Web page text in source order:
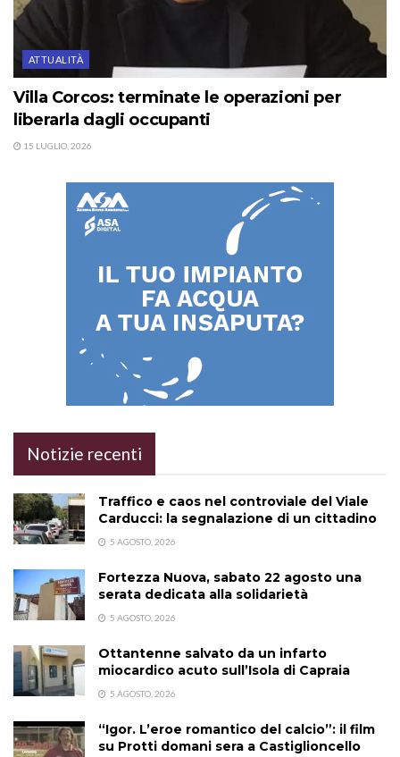
ATTUALITÀ
Villa Corcos: terminate le operazioni per
liberarla dagli occupanti
15 LUGLIO, 2026
Notizie recenti
Traffico e caos nel controviale del Viale
Carducci: la segnalazione di un cittadino
5 AGOSTO, 2026
Fortezza Nuova, sabato 22 agosto una
serata dedicata alla solidarietà
5 AGOSTO, 2026
Ottantenne salvato da un infarto
miocardico acuto sull’Isola di Capraia
5 AGOSTO, 2026
“Igor. L’eroe romantico del calcio”: il film
su Protti domani sera a Castiglioncello